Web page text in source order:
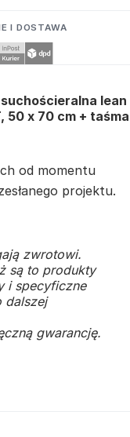
I DOSTAWA
lean
50 x 70 cm + taśma
od momentu
projektu.
zwrotowi.
są to produkty
i specyficzne
dalszej
gwarancję.